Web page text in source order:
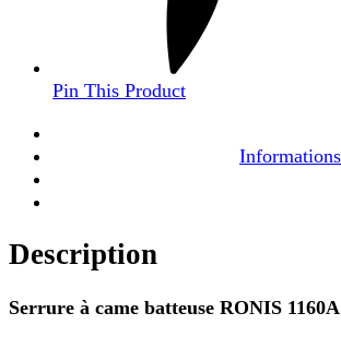
Pin This Product
Description
Serrure à came batteuse RONIS 1160A